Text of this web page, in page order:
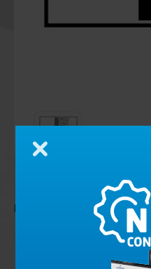
Montage U